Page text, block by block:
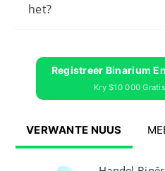
het?
Registreer Binarium
Kry $10 000
VERWANTE NUUS